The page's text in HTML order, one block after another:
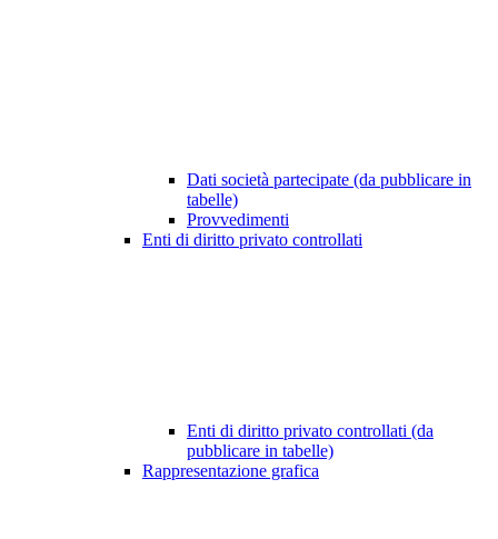
Dati società partecipate (da pubblicare in
tabelle)
Provvedimenti
Enti di diritto privato controllati
Enti di diritto privato controllati (da
pubblicare in tabelle)
Rappresentazione grafica